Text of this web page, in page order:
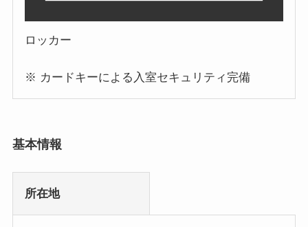
ロッカー
※ カードキーによる入室セキュリティ完備
基本情報
所在地